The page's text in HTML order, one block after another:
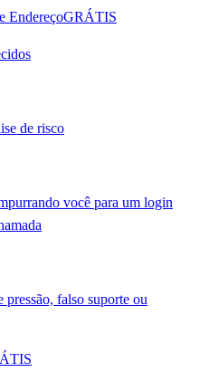
EndereçoGRÁTIS
de risco
você para um login
falso suporte ou